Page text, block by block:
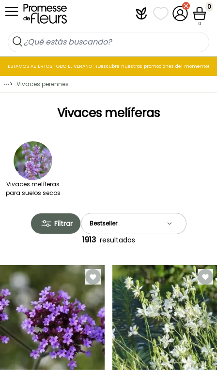
Ir al contenido PlantfitMis listas de
Mi cuenta
Cesta
0
0
ESTAMOS ABIERTOS TODO EL VERANO : ¡Descubre nuestras promociones del momento!
⋯> Vivaces perennes
Vivaces melíferas
Vivaces melíferas
para suelos secos
Filtrar
1913 resultados